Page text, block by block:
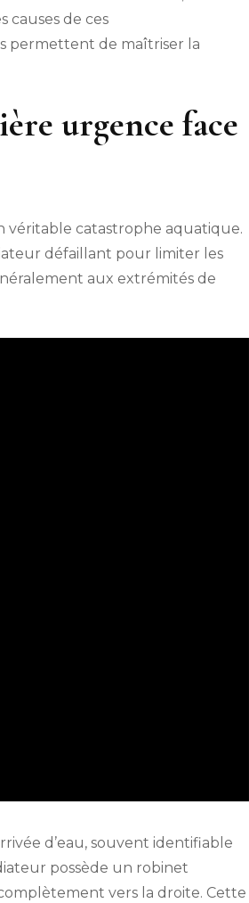
causes de ces
permettent de maîtriser la
urgence face
catastrophe aquatique.
défaillant pour limiter les
aux extrémités de
d’eau, souvent identifiable
possède un robinet
vers la droite. Cette